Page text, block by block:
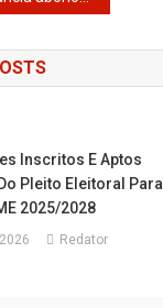
Inscritos E Aptos
Pleito Eleitoral Para
2025/2028
Redator